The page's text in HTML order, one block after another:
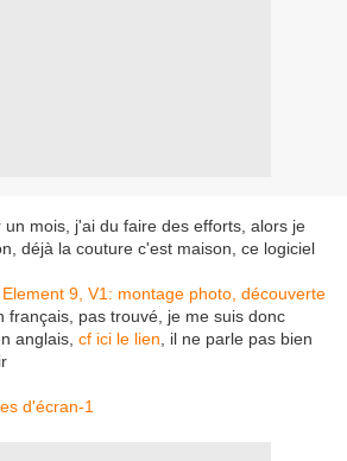
un mois, j'ai du faire des efforts, alors je
déjà la couture c'est maison, ce logiciel
9, V1: montage photo, découverte
français, pas trouvé, je me suis donc
anglais, cf ici le lien , il ne parle pas bien